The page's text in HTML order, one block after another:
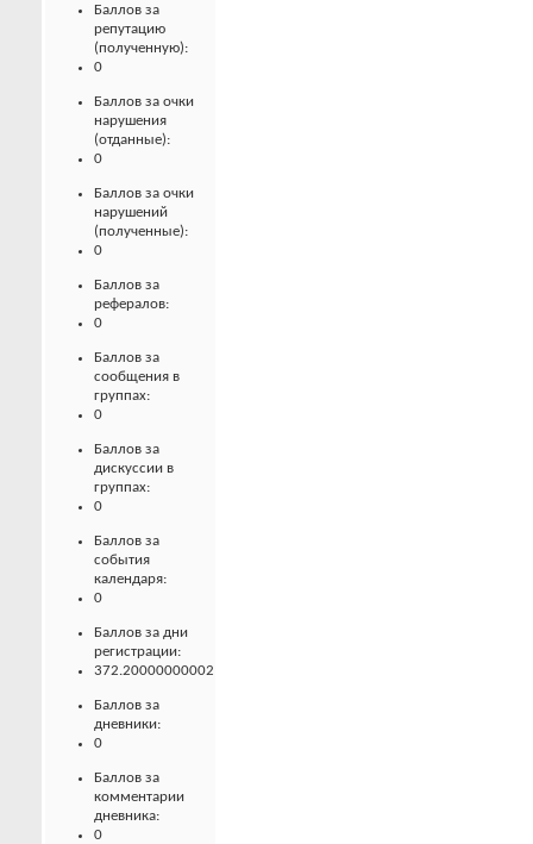
Баллов за
репутацию
(полученную):
0
Баллов за очки
нарушения
(отданные):
0
Баллов за очки
нарушений
(полученные):
0
Баллов за
рефералов:
0
Баллов за
сообщения в
группах:
0
Баллов за
дискуссии в
группах:
0
Баллов за
события
календаря:
0
Баллов за дни
регистрации:
372.20000000002
Баллов за
дневники:
0
Баллов за
комментарии
дневника:
0